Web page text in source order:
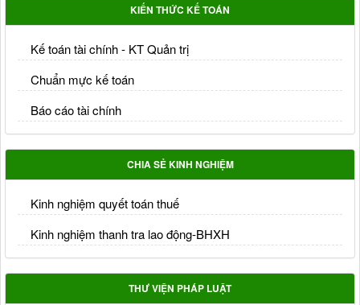
KIẾN THỨC KẾ TOÁN
Kế toán tài chính - KT Quản trị
Chuẩn mực kế toán
Báo cáo tài chính
CHIA SẺ KINH NGHIỆM
Kinh nghiệm quyết toán thuế
Kinh nghiệm thanh tra lao động-BHXH
THƯ VIỆN PHÁP LUẬT